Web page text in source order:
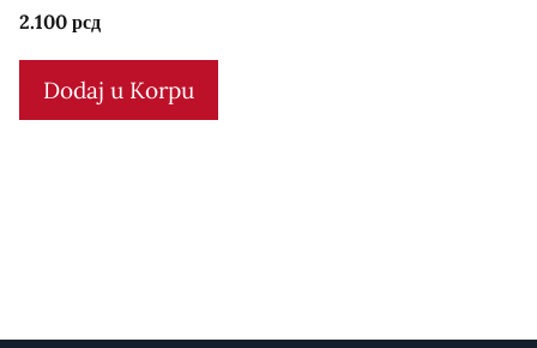
0
o
2.100 рсд
Dodaj u Korpu